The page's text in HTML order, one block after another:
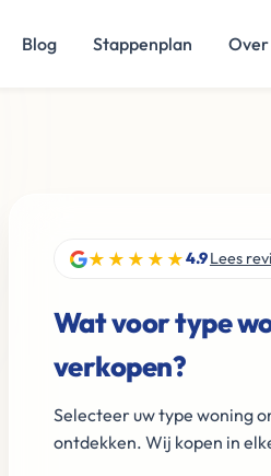
Blog Stappenplan Over
★★★★★4.9Lees
Wat voor type
verkopen?
Selecteer uw type woning
ontdekken. Wij kopen in